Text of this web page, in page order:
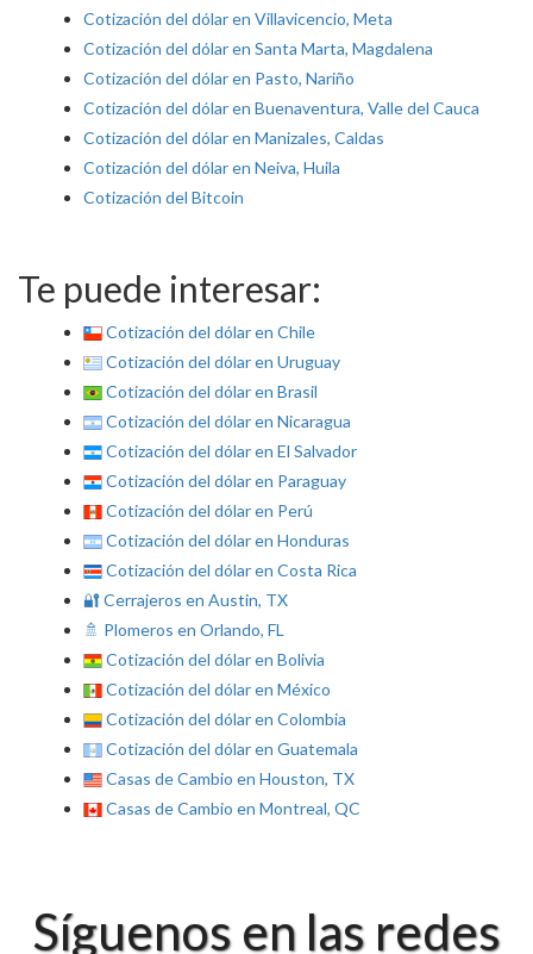
Cotización del dólar en Villavicencio, Meta
Cotización del dólar en Santa Marta, Magdalena
Cotización del dólar en Pasto, Nariño
Cotización del dólar en Buenaventura, Valle del Cauca
Cotización del dólar en Manizales, Caldas
Cotización del dólar en Neiva, Huila
Cotización del Bitcoin
Te puede interesar:
Cotización del dólar en Chile
Cotización del dólar en Uruguay
Cotización del dólar en Brasil
Cotización del dólar en Nicaragua
Cotización del dólar en El Salvador
Cotización del dólar en Paraguay
Cotización del dólar en Perú
Cotización del dólar en Honduras
Cotización del dólar en Costa Rica
🔐 Cerrajeros en Austin, TX
🚿 Plomeros en Orlando, FL
Cotización del dólar en Bolivia
Cotización del dólar en México
Cotización del dólar en Colombia
Cotización del dólar en Guatemala
Casas de Cambio en Houston, TX
Casas de Cambio en Montreal, QC
Síguenos en las redes